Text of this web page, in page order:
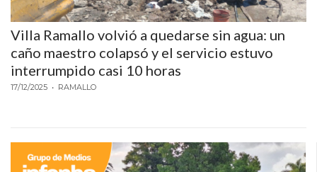
NOTICIAS
DE
ZÁRATE
NOTICIAS
DE
LA
Villa Ramallo volvió a quedarse sin agua: un
caño maestro colapsó y el servicio estuvo
interrumpido casi 10 horas
17/12/2025 • RAMALLO